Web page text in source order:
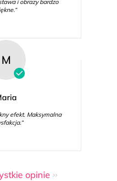
i obrazy bardzo
M
efekt. Maksymalna
opinie